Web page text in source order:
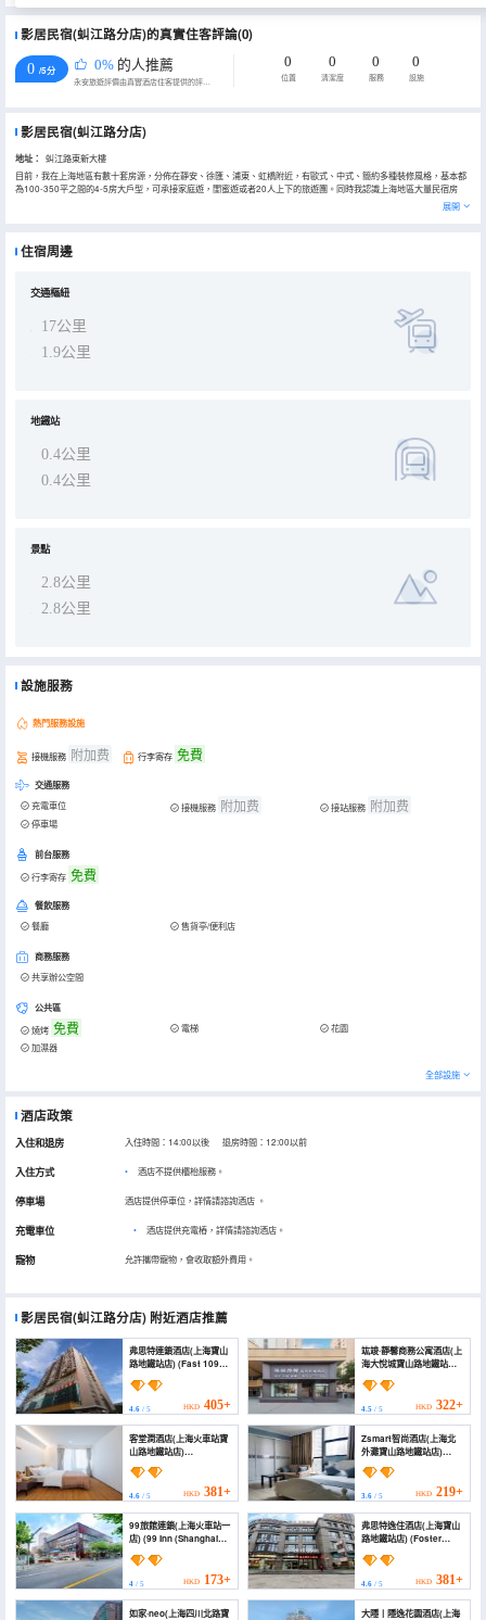
影居民宿(虯江路分店)的真實住客評論(0)
0 /5分 0% 的人推薦
永安旅遊評價由真實酒店住客提供的評價。
0
位置
0
清潔度
0
服務
0
設施
影居民宿(虯江路分店)
地址：
虯江路東新大樓
目前，我在上海地區有數十套房源，分佈在靜安、徐匯、浦東、虹橋附近，有歐式、中式、簡約多種裝修風格，基本都
為100-350平之間的4-5房大戶型，可承接家庭遊，閨蜜遊或者20人上下的旅遊團。同時我認識上海地區大量民宿房
東，有房源需求可找我。 如果需要其他服務如接送機、額外保潔、洗衣服務、早餐等需求，請提前聯繫我並告知。展開
住宿周邊
交通樞紐
17公里
1.9公里
地鐵站
0.4公里
0.4公里
景點
2.8公里
2.8公里
設施服務
熱門服務設施
接機服務 附加费 行李寄存 免費
交通服務
充電車位 接機服務 附加费 接站服務 附加费
停車場
前台服務
行李寄存 免費
餐飲服務
餐廳 售貨亭/便利店
商務服務
共享辦公空間
公共區
燒烤 免費 電梯
花園
加濕器
全部設施
酒店政策
入住和退房 入住時間：14:00以後 退房時間：12:00以前
入住方式 酒店不提供櫃枱服務。
停車場 酒店提供停車位，詳情請諮詢酒店 。
充電車位 • 酒店提供充電樁，詳情請諮詢酒店。
寵物 允許攜帶寵物，會收取額外費用。
影居民宿(虯江路分店) 附近酒店推薦
弗思特連鎖酒店(上海寶山
路地鐵站店) (Fast 109
Hotel Chain (Shanghai
Baoshan Road Metro
Station))
4.6 / 5 HKD 405+
竑竣·靜馨商務公寓酒店(上
海大悅城寶山路地鐵站店)
(Hongjun·Jingxin
Business Apartment
Hotel (Shanghai Joy
City Baoshan Road
Metro Station Branch))
4.5/ 5 HKD 322+
客堂澗酒店(上海火車站寶
山路地鐵站店)
(Ketangxuan Hotel
(Shanghai Railway
Station Baoshan Road
Subway Station))
4.6 / 5 HKD 381+
Zsmart智尚酒店(上海北
外灘寶山路地鐵站店)
(Zsmart Zhishang Hotel
(Shanghai North Bund
Baoshan Road subway
station store))
3.6/ 5 HKD 219+
99旅館連鎖(上海火車站一
店) (99 Inn (Shanghai
Railway Station No.1
branch))
4 / 5 HKD 173+
弗思特逸住酒店(上海寶山
路地鐵站店) (Foster
Hotel (Shanghai
Baoshan Road Subway
Station))
4.6/ 5 HKD 381+
如家·neo(上海四川北路寶
大隱丨隱逸花園酒店(上海